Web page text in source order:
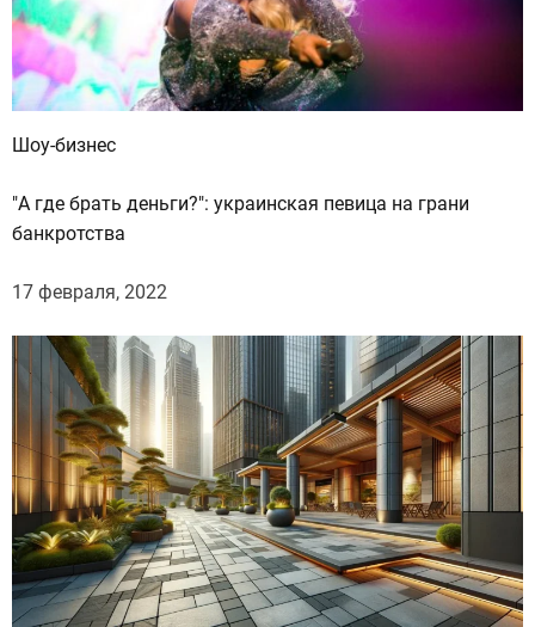
Шоу-бизнес
"А где брать деньги?": украинская певица на грани
банкротства
17 февраля, 2022